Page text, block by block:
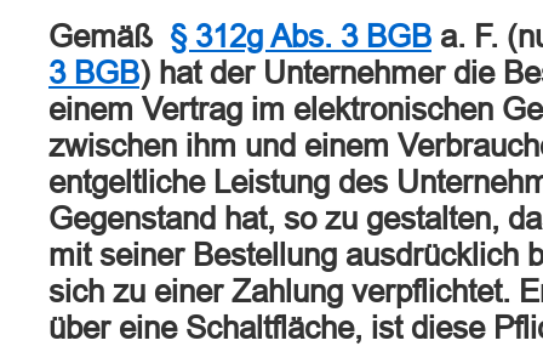
Gemäß § 312g Abs. 3 BGB a. F.
3 BGB) hat der Unternehmer die
einem Vertrag im elektronischen
zwischen ihm und einem
entgeltliche Leistung des
Gegenstand hat, so zu gestalten,
mit seiner Bestellung ausdrücklich
sich zu einer Zahlung verpflichtet.
über eine Schaltfläche, ist diese